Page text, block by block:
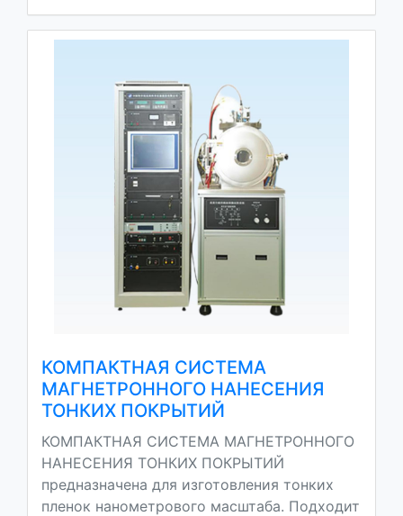
КОМПАКТНАЯ СИСТЕМА
МАГНЕТРОННОГО НАНЕСЕНИЯ
ТОНКИХ ПОКРЫТИЙ
КОМПАКТНАЯ СИСТЕМА МАГНЕТРОННОГО
НАНЕСЕНИЯ ТОНКИХ ПОКРЫТИЙ
предназначена для изготовления тонких
пленок нанометрового масштаба. Подходит